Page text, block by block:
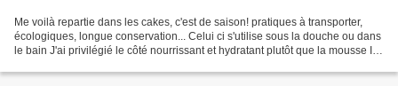
Me voilà repartie dans les cakes, c'est de saison! pratiques à transporter,
écologiques, longue conservation... Celui ci s'utilise sous la douche ou dans
le bain J'ai privilégié le côté nourrissant et hydratant plutôt que la mousse Il